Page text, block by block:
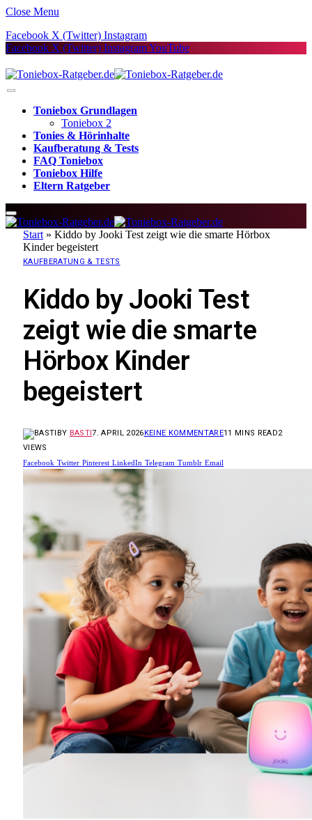
Close Menu
Facebook X (Twitter) Instagram
Facebook X (Twitter) InstagramYouTube
Toniebox Grundlagen
Toniebox 2
Tonies & Hörinhalte
Kaufberatung & Tests
FAQ Toniebox
Toniebox Hilfe
Eltern Ratgeber
Start » Kiddo by Jooki Test zeigt wie die smarte Hörbox
Kinder begeistert
KAUFBERATUNG & TESTS
Kiddo by Jooki Test
zeigt wie die smarte
Hörbox Kinder
begeistert
BY BASTI7. APRIL 2026KEINE KOMMENTARE11 MINS READ2
VIEWS
Facebook Twitter Pinterest LinkedIn Telegram Tumblr Email